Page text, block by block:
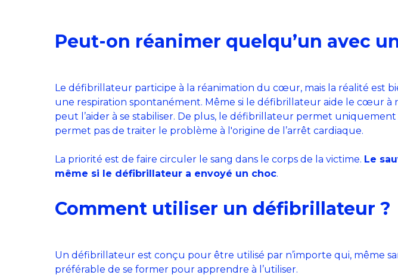
Peut-on réanimer quelqu’un avec
Le défibrillateur participe à la réanimation du cœur, mais la réalité est
une respiration spontanément. Même si le défibrillateur aide le cœur
peut l’aider à se stabiliser. De plus, le défibrillateur permet
permet pas de traiter le problème à l'origine de l’arrêt cardiaque.
La priorité est de faire circuler le sang dans le corps de la victime. Le
même si le défibrillateur a envoyé un choc.
Comment utiliser un défibrillateur ?
Un défibrillateur est conçu pour être utilisé par n’importe qui, même
préférable de se former pour apprendre à l’utiliser.